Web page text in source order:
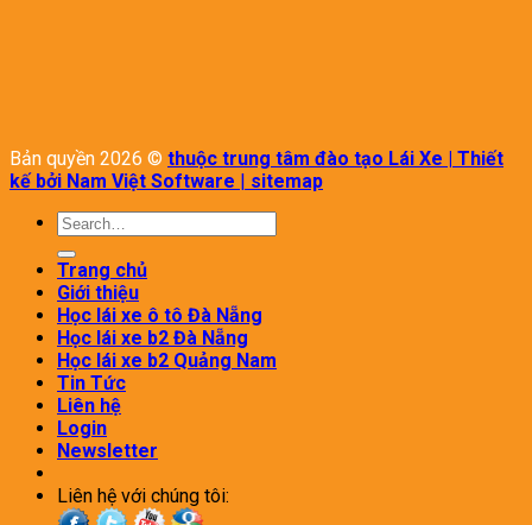
Bản quyền 2026 © thuộc trung tâm đào tạo Lái Xe | Thiết
kế bởi Nam Việt Software | sitemap
Search
for:
Trang chủ
Giới thiệu
Học lái xe ô tô Đà Nẵng
Học lái xe b2 Đà Nẵng
Học lái xe b2 Quảng Nam
Tin Tức
Liên hệ
Login
Newsletter
Liên hệ với chúng tôi: